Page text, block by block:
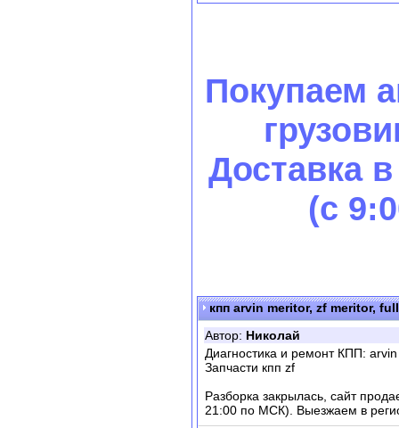
Покупаем
Доставка
(с
кпп arvin meritor, zf meritor,
Автор: Николай
Диагностика и ремонт КПП:
Запчасти кпп zf
Разборка закрылась, сайт
21:00 по МСК). Выезжаем в